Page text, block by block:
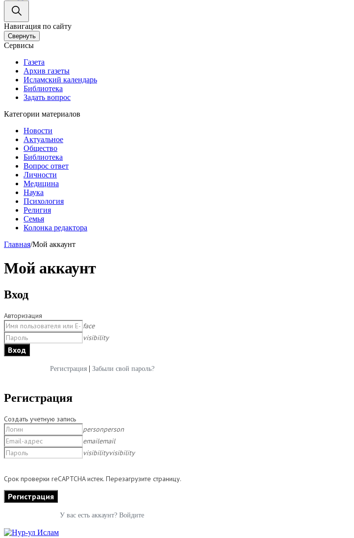
Навигация по сайту
Свернуть
Сервисы
Газета
Архив газеты
Исламский календарь
Библиотека
Задать вопрос
Категории материалов
Новости
Актуальное
Общество
Библиотека
Вопрос ответ
Личности
Медицина
Наука
Психология
Религия
Семья
Колонка редактора
Главная/Мой аккаунт
Мой аккаунт
Вход
Авторизация
face
visibility
Регистрация| Забыли свой пароль?
Регистрация
Создать учетную запись
personperson
emailemail
visibilityvisibility
Срок проверки reCAPTCHA истек. Перезагрузите страницу.
У вас есть аккаунт? Войдите